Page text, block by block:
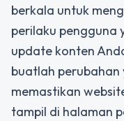
berkala untuk
perilaku pengguna
update konten
buatlah
memastikan
tampil di halaman